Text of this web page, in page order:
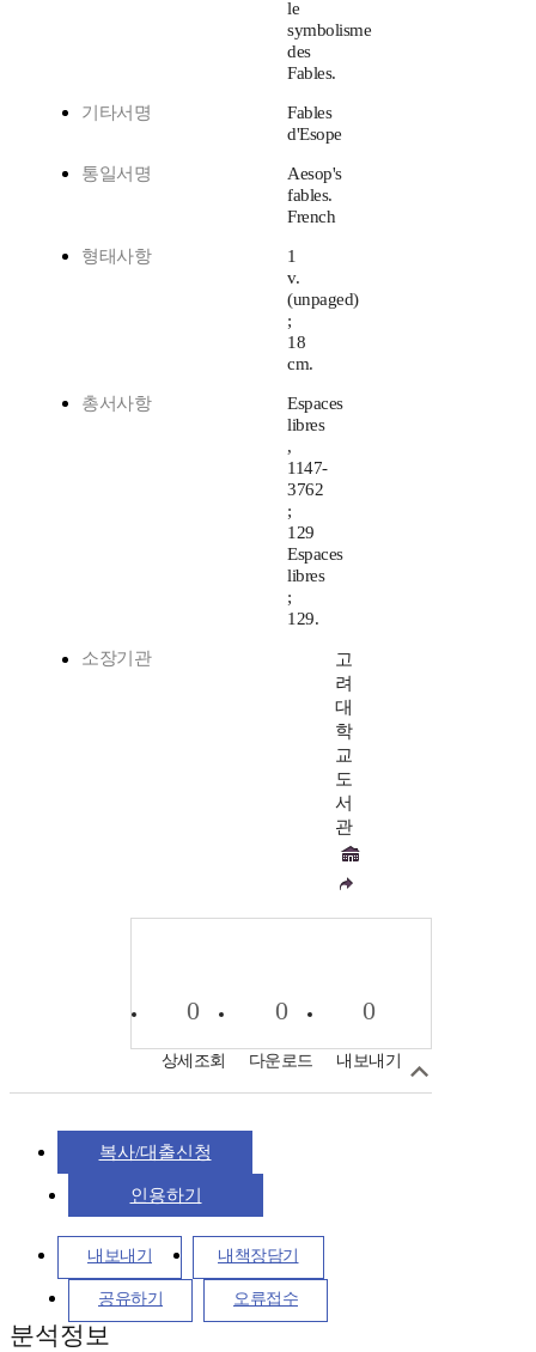
le
symbolisme
des
Fables.
기타서명
Fables
d'Esope
통일서명
Aesop's
fables.
French
형태사항
1
v.
(unpaged)
;
18
cm.
총서사항
Espaces
libres
,
1147-
3762
;
129
Espaces
libres
;
129.
소장기관
고
려
대
학
교
도
서
관
0
상세조회
0
다운로드
0
내보내기
복사/대출신청
인용하기
내보내기 내책장담기
공유하기 오류접수
분석정보